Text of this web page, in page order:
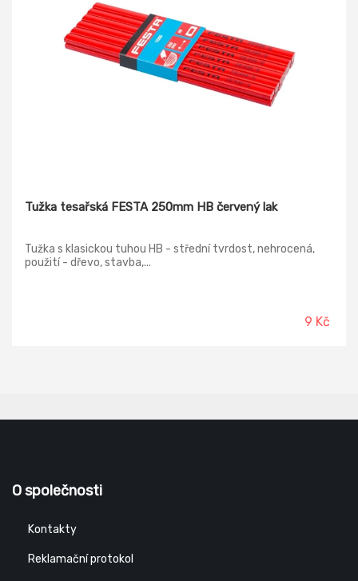
Tužka tesařská FESTA 250mm HB červený lak
Tužka s klasickou tuhou HB - střední tvrdost, nehrocená,
použití - dřevo, stavba,...
9 Kč
O společnosti
Kontakty
Reklamační protokol